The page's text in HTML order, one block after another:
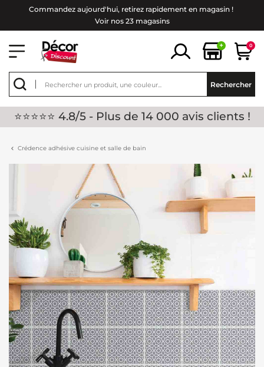
Commandez aujourd'hui, retirez rapidement en magasin !
Voir nos 23 magasins
+ 0
Rechercher
⭐⭐⭐⭐⭐ 4.8/5 - Plus de 14 000 avis clients !
Crédence adhésive cuisine et salle de bain